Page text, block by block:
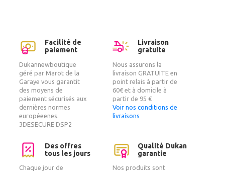
Facilité de
paiement
Dukannewboutique
géré par Marot de la
Garaye vous garantit
des moyens de
paiement sécurisés aux
dernières normes
européeenes.
3DESECURE DSP2
Livraison
gratuite
Nous assurons la
livraison GRATUITE en
point relais à partir de
60€ et à domicile à
partir de 95 €
Voir nos conditions de
livraisons
Des offres
tous les jours
Chaque jour de
Qualité Dukan
garantie
Nos produits sont